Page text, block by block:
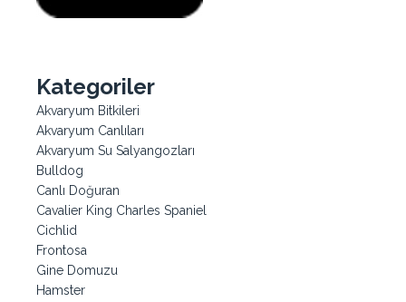
Kategoriler
Akvaryum Bitkileri
Akvaryum Canlıları
Akvaryum Su Salyangozları
Bulldog
Canlı Doğuran
Cavalier King Charles Spaniel
Cichlid
Frontosa
Gine Domuzu
Hamster